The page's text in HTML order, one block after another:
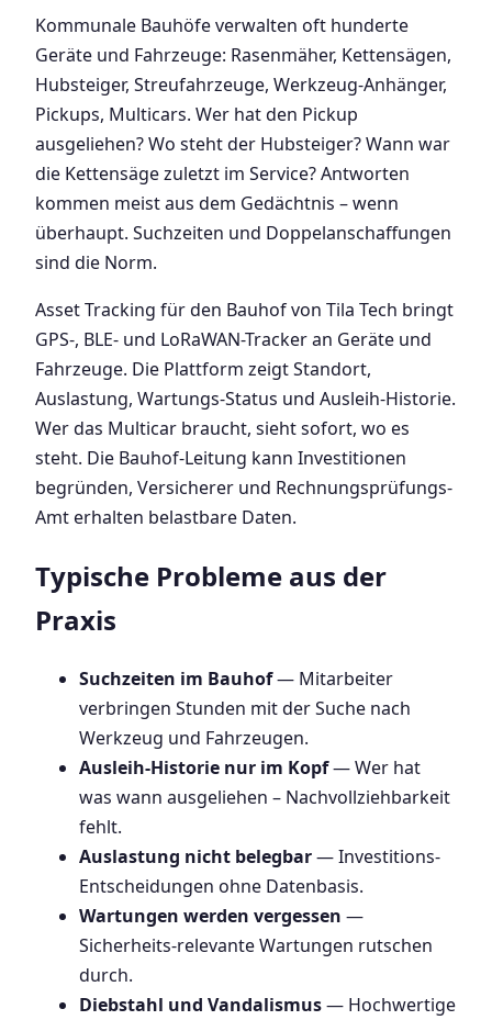
Kommunale Bauhöfe verwalten oft hunderte
Geräte und Fahrzeuge: Rasenmäher, Kettensägen,
Hubsteiger, Streufahrzeuge, Werkzeug-Anhänger,
Pickups, Multicars. Wer hat den Pickup
ausgeliehen? Wo steht der Hubsteiger? Wann war
die Kettensäge zuletzt im Service? Antworten
kommen meist aus dem Gedächtnis – wenn
überhaupt. Suchzeiten und Doppelanschaffungen
sind die Norm.
Asset Tracking für den Bauhof von Tila Tech bringt
GPS-, BLE- und LoRaWAN-Tracker an Geräte und
Fahrzeuge. Die Plattform zeigt Standort,
Auslastung, Wartungs-Status und Ausleih-Historie.
Wer das Multicar braucht, sieht sofort, wo es
steht. Die Bauhof-Leitung kann Investitionen
begründen, Versicherer und Rechnungsprüfungs-
Amt erhalten belastbare Daten.
Typische Probleme aus der
Praxis
Suchzeiten im Bauhof— Mitarbeiter
verbringen Stunden mit der Suche nach
Werkzeug und Fahrzeugen.
Ausleih-Historie nur im Kopf— Wer hat
was wann ausgeliehen – Nachvollziehbarkeit
fehlt.
Auslastung nicht belegbar— Investitions-
Entscheidungen ohne Datenbasis.
Wartungen werden vergessen —
Sicherheits-relevante Wartungen rutschen
durch.
Diebstahl und Vandalismus— Hochwertige